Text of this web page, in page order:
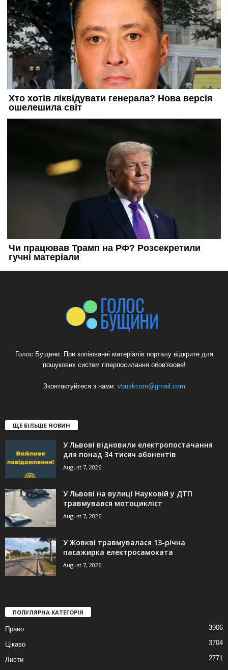
Голос Бущини. При копіюванні матеріалів порталу відкрите для
пошукових систем гіперпосилання обов'язове!
Зконтактуйтеся з нами: vbuskcom@gmail.com
ЩЕ БІЛЬШЕ НОВИН
У Львові відновили електропостачання
для понад 34 тисяч абонентів
August 7, 2026
У Львові на вулиці Науковій у ДТП
травмувався мотоцикліст
August 7, 2026
У Жовкві травмувалася 13-річна
пасажирка електросамоката
August 7, 2026
ПОПУЛЯРНА КАТЕГОРІЯ
Право 3906
Цікаво 3704
Листи
2771